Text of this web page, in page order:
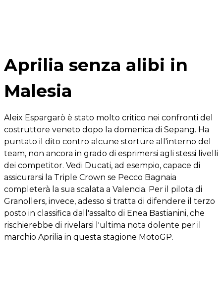
Aprilia senza alibi in
Malesia
Aleix Espargarò è stato molto critico nei confronti del
costruttore veneto dopo la domenica di Sepang. Ha
puntato il dito contro alcune storture all'interno del
team, non ancora in grado di esprimersi agli stessi livelli
dei competitor. Vedi Ducati, ad esempio, capace di
assicurarsi la Triple Crown se Pecco Bagnaia
completerà la sua scalata a Valencia. Per il pilota di
Granollers, invece, adesso si tratta di difendere il terzo
posto in classifica dall'assalto di Enea Bastianini, che
rischierebbe di rivelarsi l'ultima nota dolente per il
marchio Aprilia in questa stagione MotoGP.